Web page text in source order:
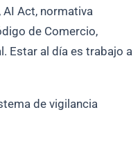
Act, normativa
de Comercio,
Estar al día es trabajo a
de vigilancia